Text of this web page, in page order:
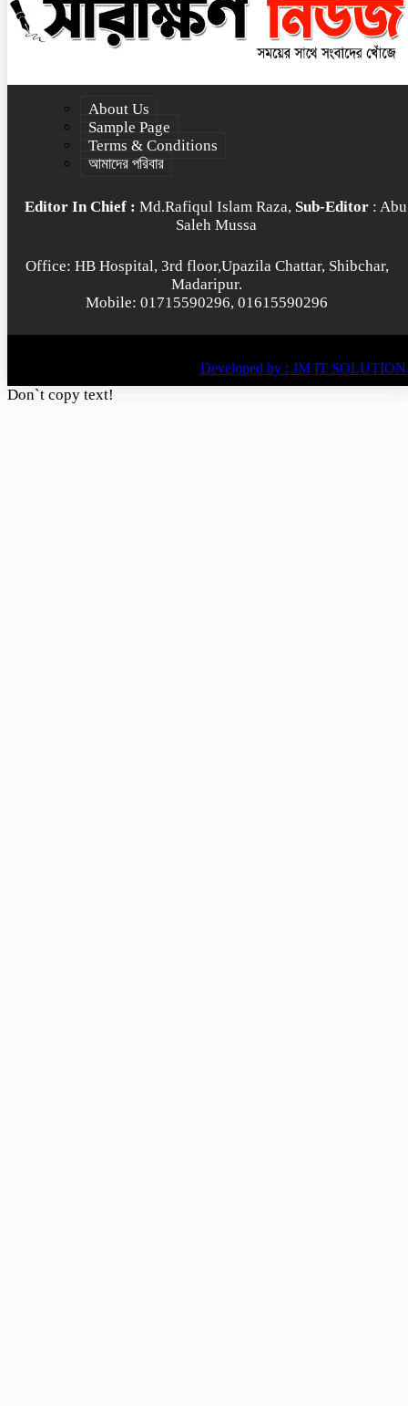
About Us
Sample Page
Terms & Conditions
আমাদের পরিবার
Editor In Chief : Md.Rafiqul Islam Raza, Sub-Editor : Abu
Saleh Mussa
Office: HB Hospital, 3rd floor,Upazila Chattar, Shibchar,
Madaripur.
Mobile: 01715590296, 01615590296
Developed by : JM IT SOLUTION
Don`t copy text!